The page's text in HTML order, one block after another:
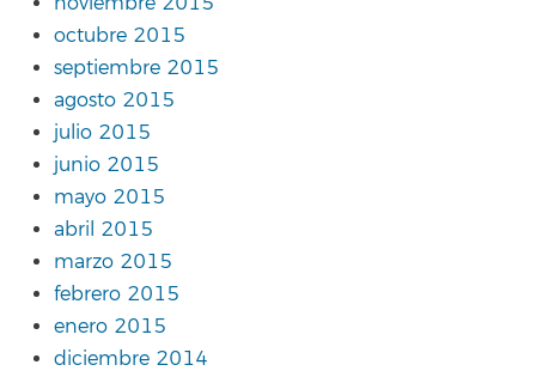
octubre 2015
septiembre 2015
agosto 2015
julio 2015
junio 2015
mayo 2015
abril 2015
marzo 2015
febrero 2015
enero 2015
diciembre 2014